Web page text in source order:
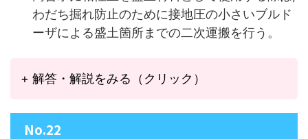
わだち掘れ防止のために接地圧の小さいブルド
ーザによる盛土箇所までの二次運搬を行う。
+ 解答・解説をみる（クリック）
No.22